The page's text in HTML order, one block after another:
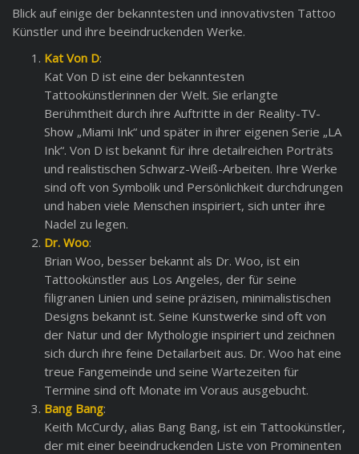
Blick auf einige der bekanntesten und innovativsten Tattoo
Künstler und ihre beeindruckenden Werke.
Kat Von D:
Kat Von D ist eine der bekanntesten
Tattookünstlerinnen der Welt. Sie erlangte
Berühmtheit durch ihre Auftritte in der Reality-TV-
Show „Miami Ink“ und später in ihrer eigenen Serie „LA
Ink“. Von D ist bekannt für ihre detailreichen Porträts
und realistischen Schwarz-Weiß-Arbeiten. Ihre Werke
sind oft von Symbolik und Persönlichkeit durchdrungen
und haben viele Menschen inspiriert, sich unter ihre
Nadel zu legen.
Dr. Woo:
Brian Woo, besser bekannt als Dr. Woo, ist ein
Tattookünstler aus Los Angeles, der für seine
filigranen Linien und seine präzisen, minimalistischen
Designs bekannt ist. Seine Kunstwerke sind oft von
der Natur und der Mythologie inspiriert und zeichnen
sich durch ihre feine Detailarbeit aus. Dr. Woo hat eine
treue Fangemeinde und seine Wartezeiten für
Termine sind oft Monate im Voraus ausgebucht.
Bang Bang:
Keith McCurdy, alias Bang Bang, ist ein Tattookünstler,
der mit einer beeindruckenden Liste von Prominenten